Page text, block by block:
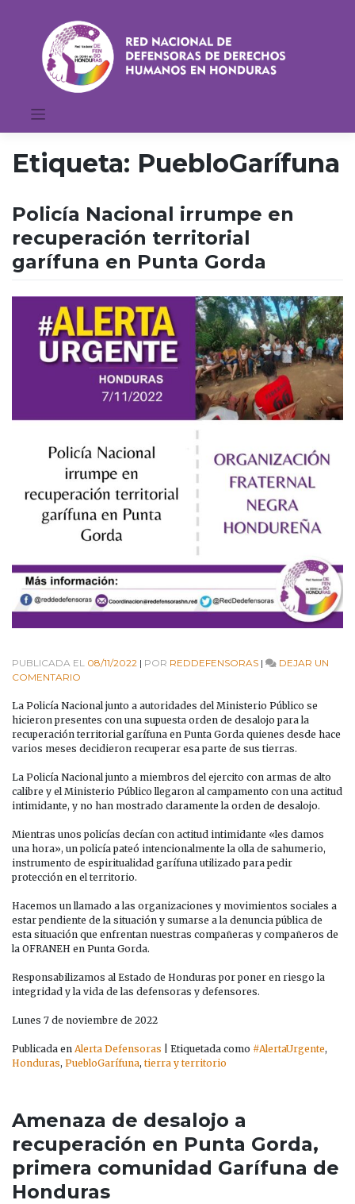
Etiqueta: PuebloGarífuna
Policía Nacional irrumpe en
recuperación territorial
garífuna en Punta Gorda
PUBLICADA EL 08/11/2022 | POR REDDEFENSORAS |
DEJAR UN
COMENTARIO
NACIONAL
IRRUMPE
EN
RECUPERACIÓN
GARÍFUNA
EN
PUNTA
La Policía Nacional junto a autoridades del Ministerio Público se
hicieron presentes con una supuesta orden de desalojo para la
recuperación territorial garífuna en Punta Gorda quienes desde hace
varios meses decidieron recuperar esa parte de sus tierras.
La Policía Nacional junto a miembros del ejercito con armas de alto
calibre y el Ministerio Público llegaron al campamento con una actitud
intimidante, y no han mostrado claramente la orden de desalojo.
Mientras unos policías decían con actitud intimidante «les damos
una hora», un policía pateó intencionalmente la olla de sahumerio,
instrumento de espiritualidad garífuna utilizado para pedir
protección en el territorio.
Hacemos un llamado a las organizaciones y movimientos sociales a
estar pendiente de la situación y sumarse a la denuncia pública de
esta situación que enfrentan nuestras compañeras y compañeros de
la OFRANEH en Punta Gorda.
Responsabilizamos al Estado de Honduras por poner en riesgo la
integridad y la vida de las defensoras y defensores.
Lunes 7 de noviembre de 2022
Publicada en Alerta Defensoras Etiquetada como #AlertaUrgente,
Honduras, PuebloGarífuna, tierra y territorio
Amenaza de desalojo a
recuperación en Punta Gorda,
primera comunidad Garífuna de
Honduras